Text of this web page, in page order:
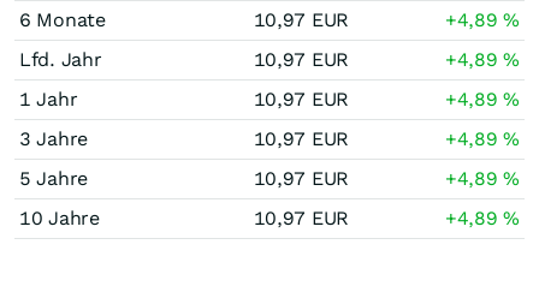
6 Monate
10,97 EUR +4,89%
Lfd. Jahr
10,97 EUR +4,89%
1 Jahr
10,97 EUR +4,89%
3 Jahre
10,97 EUR +4,89%
5 Jahre
10,97 EUR +4,89%
10 Jahre
10,97 EUR +4,89%